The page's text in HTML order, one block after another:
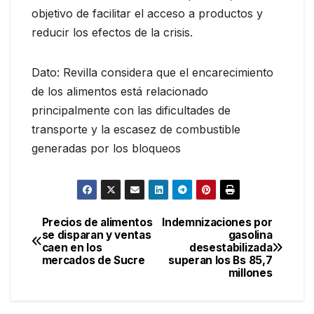
objetivo de facilitar el acceso a productos y
reducir los efectos de la crisis.
Dato: Revilla considera que el encarecimiento
de los alimentos está relacionado
principalmente con las dificultades de
transporte y la escasez de combustible
generadas por los bloqueos
Navegación
de
Indemnizaciones por
gasolina
desestabilizada
superan los Bs 85,7
millones
Precios de alimentos
se disparan y ventas
caen en los
mercados de Sucre